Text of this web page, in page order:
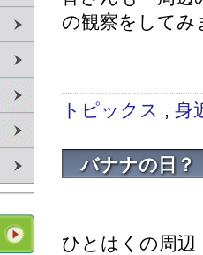
の観察を
トピックス , 身
バナナの日？
ひとはくの周辺